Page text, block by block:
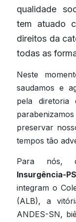
qualidade
tem atuado
direitos da
todas as
Neste
saudamos e
pela
preservar
tempos tão
Para nós,
Insurgência-
integram o
(ALB), a
ANDES-SN,